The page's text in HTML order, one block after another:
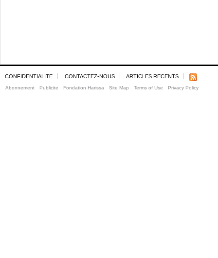
CONFIDENTIALITE CONTACTEZ-NOUS ARTICLES RECENTS
Abonnement Publicite Fondation Harissa Site Map Terms of Use Privacy Policy